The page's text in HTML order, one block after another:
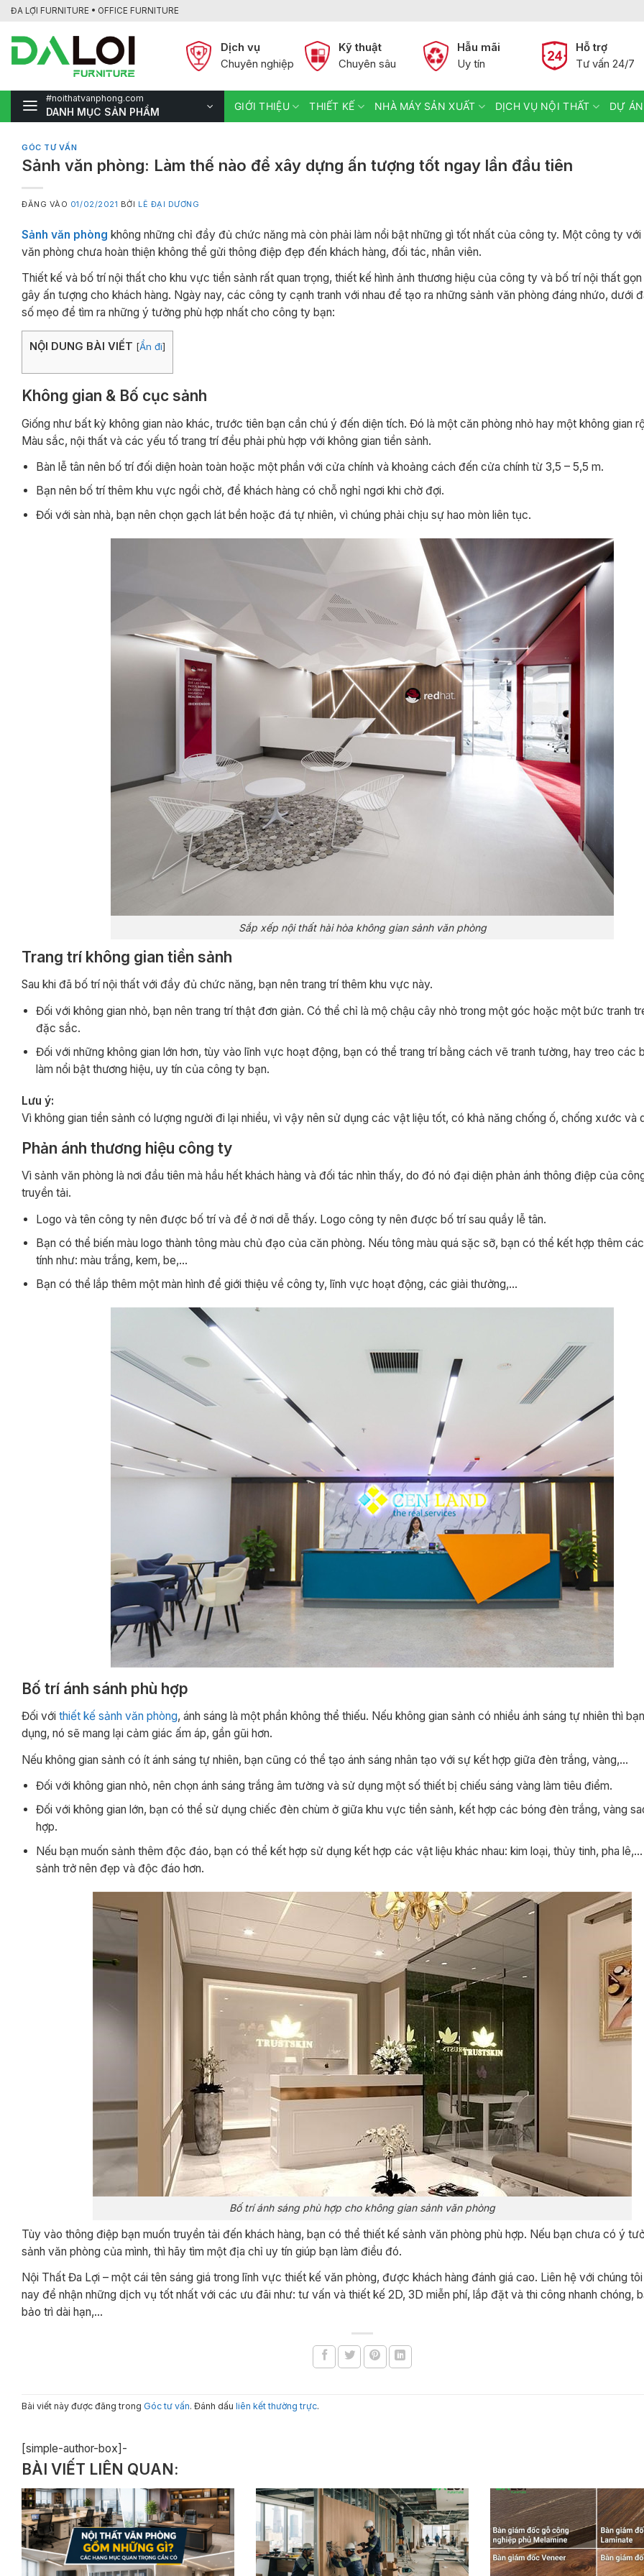
Bỏ
nội
dung
ĐA LỢI FURNITURE • OFFICE FURNITURE
Dịch vụ
Chuyên nghiệp
Kỹ thuật
Chuyên sâu
Hẫu mãi
Uy tín
Hỗ trợ
Tư vấn 24/7
#noithatvanphong.com
DANH MỤC SẢN PHẨM GIỚI THIỆU THIẾT KẾ NHÀ MÁY SẢN XUẤT DỊCH VỤ NỘI THẤT DỰ
GÓC TƯ VẤN
Sảnh văn phòng: Làm thế nào để xây dựng ấn tượng tốt ngay lần đầu tiên
ĐĂNG VÀO 01/02/2021 BỞI LÊ ĐẠI DƯƠNG
Sảnh văn phòng không những chỉ đầy đủ chức năng mà còn phải làm nổi bật những gì tốt nhất của công ty. Một công ty với
văn phòng chưa hoàn thiện không thể gửi thông điệp đẹp đến khách hàng, đối tác, nhân viên.
Thiết kế và bố trí nội thất cho khu vực tiền sảnh rất quan trọng, thiết kế hình ảnh thương hiệu của công ty và bố trí nội thất
gây ấn tượng cho khách hàng. Ngày nay, các công ty cạnh tranh với nhau để tạo ra những sảnh văn phòng đáng nhứo, dưới
số mẹo để tìm ra những ý tưởng phù hợp nhất cho công ty bạn:
NỘI DUNG BÀI VIẾT [Ẩn đi]
Không gian & Bố cục sảnh
Giống như bất kỳ không gian nào khác, trước tiên bạn cần chú ý đến diện tích. Đó là một căn phòng nhỏ hay một không gian
Màu sắc, nội thất và các yếu tố trang trí đều phải phù hợp với không gian tiền sảnh.
Bàn lễ tân nên bố trí đối diện hoàn toàn hoặc một phần với cửa chính và khoảng cách đến cửa chính từ 3,5 – 5,5 m.
Bạn nên bố trí thêm khu vực ngồi chờ, để khách hàng có chỗ nghỉ ngơi khi chờ đợi.
Đối với sàn nhà, bạn nên chọn gạch lát bền hoặc đá tự nhiên, vì chúng phải chịu sự hao mòn liên tục.
Sắp xếp nội thất hài hòa không gian sảnh văn phòng
Trang trí không gian tiền sảnh
Sau khi đã bố trí nội thất với đầy đủ chức năng, bạn nên trang trí thêm khu vực này.
Đối với không gian nhỏ, bạn nên trang trí thật đơn giản. Có thể chỉ là mộ chậu cây nhỏ trong một góc hoặc một bức tranh
đặc sắc.
Đối với những không gian lớn hơn, tùy vào lĩnh vực hoạt động, bạn có thể trang trí bằng cách vẽ tranh tường, hay treo các
làm nổi bật thương hiệu, uy tín của công ty bạn.
Lưu ý:
Vì không gian tiền sảnh có lượng người đi lại nhiều, vì vậy nên sử dụng các vật liệu tốt, có khả năng chống ố, chống xước và
Phản ánh thương hiệu công ty
Vì sảnh văn phòng là nơi đầu tiên mà hầu hết khách hàng và đối tác nhìn thấy, do đó nó đại diện phản ánh thông điệp của
truyền tải.
Logo và tên công ty nên được bố trí và để ở nơi dễ thấy. Logo công ty nên được bố trí sau quầy lễ tân.
Bạn có thể biến màu logo thành tông màu chủ đạo của căn phòng. Nếu tông màu quá sặc sỡ, bạn có thể kết hợp thêm
tính như: màu trắng, kem, be,…
Bạn có thể lắp thêm một màn hình để giới thiệu về công ty, lĩnh vực hoạt động, các giải thưởng,…
Bố trí ánh sánh phù hợp
Đối với thiết kế sảnh văn phòng, ánh sáng là một phần không thể thiếu. Nếu không gian sảnh có nhiều ánh sáng tự nhiên thì
dụng, nó sẽ mang lại cảm giác ấm áp, gần gũi hơn.
Nếu không gian sảnh có ít ánh sáng tự nhiên, bạn cũng có thể tạo ánh sáng nhân tạo với sự kết hợp giữa đèn trắng, vàng,…
Đối với không gian nhỏ, nên chọn ánh sáng trắng âm tường và sử dụng một số thiết bị chiếu sáng vàng làm tiêu điểm.
Đối với không gian lớn, bạn có thể sử dụng chiếc đèn chùm ở giữa khu vực tiền sảnh, kết hợp các bóng đèn trắng, vàng
hợp.
Nếu bạn muốn sảnh thêm độc đáo, bạn có thể kết hợp sử dụng kết hợp các vật liệu khác nhau: kim loại, thủy tinh, pha
sảnh trở nên đẹp và độc đáo hơn.
Bố trí ánh sáng phù hợp cho không gian sảnh văn phòng
Tùy vào thông điệp bạn muốn truyền tải đến khách hàng, bạn có thể thiết kế sảnh văn phòng phù hợp. Nếu bạn chưa có ý
sảnh văn phòng của mình, thì hãy tìm một địa chỉ uy tín giúp bạn làm điều đó.
Nội Thất Đa Lợi – một cái tên sáng giá trong lĩnh vực thiết kế văn phòng, được khách hàng đánh giá cao. Liên hệ với chúng
nay để nhận những dịch vụ tốt nhất với các ưu đãi như: tư vấn và thiết kế 2D, 3D miễn phí, lắp đặt và thi công nhanh chóng,
bảo trì dài hạn,…
Bài viết này được đăng trong Góc tư vấn. Đánh dấu liên kết thường trực.
[simple-author-box]-
BÀI VIẾT LIÊN QUAN: